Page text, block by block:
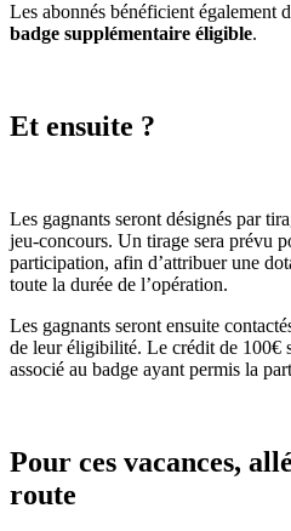
Les abonnés bénéficient également
badge supplémentaire éligible.
Et ensuite ?
Les gagnants seront désignés par
jeu-concours. Un tirage sera prévu
participation, afin d’attribuer une
toute la durée de l’opération.
Les gagnants seront ensuite
de leur éligibilité. Le crédit de 100€
associé au badge ayant permis la
Pour ces vacances,
route